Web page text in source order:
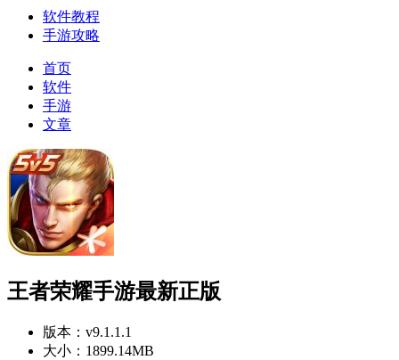
软件教程
手游攻略
首页
软件
手游
文章
王者荣耀手游最新正版
版本： v9.1.1.1
大小： 1899.14MB